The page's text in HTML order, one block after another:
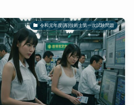
令和元年度(再)技術士第一次試験問題